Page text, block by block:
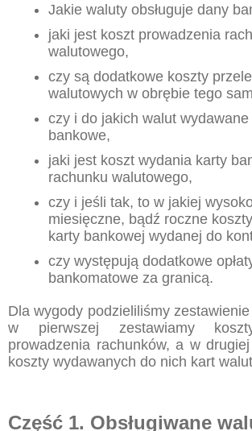
Jakie waluty obsługuje dany
jaki jest koszt prowadzenia
walutowego,
czy są dodatkowe koszty
walutowych w obrębie tego
czy i do jakich walut
bankowe,
jaki jest koszt wydania karty
rachunku walutowego,
czy i jeśli tak, to w jakiej
miesięczne, bądź roczne
karty bankowej wydanej do
czy występują dodatkowe
bankomatowe za granicą.
Dla wygody podzieliliśmy
w pierwszej zestawiamy
prowadzenia rachunków, a w
koszty wydawanych do nich kart
Część 1. Obsługiwane